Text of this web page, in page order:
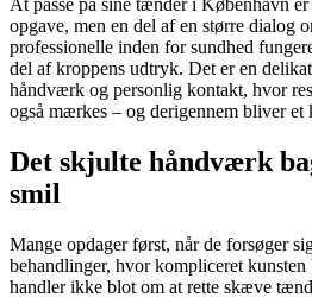
At passe på sine tænder i København
opgave, men en del af en større dialog
professionelle inden for sundhed
del af kroppens udtryk. Det er en
håndværk og personlig kontakt, hvor
også mærkes – og derigennem bliver et
Det skjulte håndværk
smil
Mange opdager først, når de forsøger
behandlinger, hvor kompliceret
handler ikke blot om at rette skæve